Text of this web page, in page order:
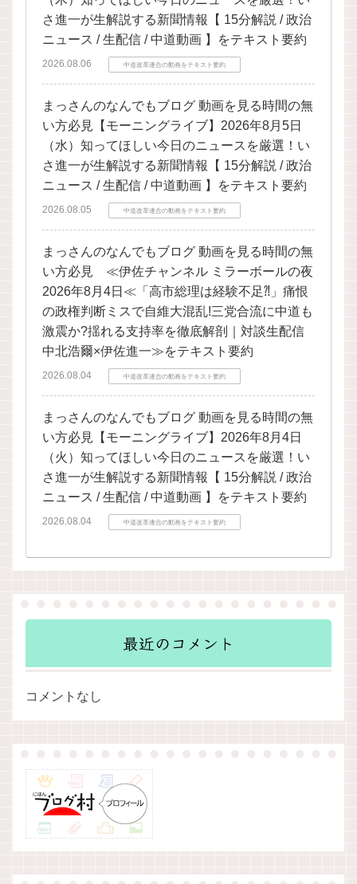
さ進一が生解説する新聞情報【 15分解説 / 政治
ニュース / 生配信 / 中道動画 】をテキスト要約
2026.08.06 中道改革連合の動画をテキスト要約
まっさんのなんでもブログ 動画を見る時間の無
い方必見【モーニングライブ】2026年8月5日
（水）知ってほしい今日のニュースを厳選！い
さ進一が生解説する新聞情報【 15分解説 / 政治
ニュース / 生配信 / 中道動画 】をテキスト要約
2026.08.05 中道改革連合の動画をテキスト要約
まっさんのなんでもブログ 動画を見る時間の無
い方必見 ≪伊佐チャンネル ミラーボールの夜
2026年8月4日≪「高市総理は経験不足⁈」痛恨
の政権判断ミスで自維大混乱!三党合流に中道も
激震か?揺れる支持率を徹底解剖｜対談生配信
中北浩爾×伊佐進一≫をテキスト要約
2026.08.04 中道改革連合の動画をテキスト要約
まっさんのなんでもブログ 動画を見る時間の無
い方必見【モーニングライブ】2026年8月4日
（火）知ってほしい今日のニュースを厳選！い
さ進一が生解説する新聞情報【 15分解説 / 政治
ニュース / 生配信 / 中道動画 】をテキスト要約
2026.08.04 中道改革連合の動画をテキスト要約
最近のコメント
コメントなし